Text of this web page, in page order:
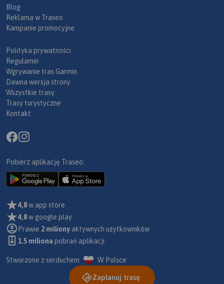
Blog
Reklama w Traseo
Kampanie promocyjne
Polityka prywatności
Regulamin
Wgrywanie tras Garmin
Dawna wersja strony
Wszystkie trasy
Trasy turystyczne
Kontakt
Pobierz aplikację Traseo:
4,8w app store
4,8w google play
Prawie 2 miliony aktywnych użytkowników
1.5 miliona pobrań aplikacji
Stworzone z serduchem W Polsce
Zaplanuj trasę